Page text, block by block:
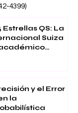
4399)
QS: La
Suiza
y el Error
la